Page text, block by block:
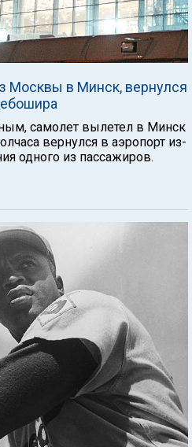
Москвы в Минск, вернулся
самолет вылетел в Минск
вернулся в аэропорт из-
одного из пассажиров.